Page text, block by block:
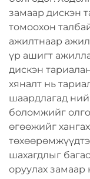
замаар дискэн
томоохон
ажилтнаар
үр ашигт
дискэн
хяналт нь
шаардлагад
боломжийг
өгөөжийг
шахагдлыг
оруулах замаар